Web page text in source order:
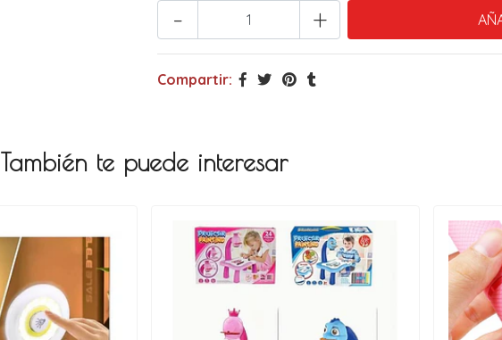
+
-
Compartir:
También te puede interesar